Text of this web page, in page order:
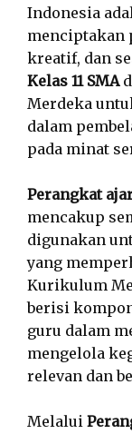
Indonesia
menciptakan
kreatif, dan
Kelas 11 SMA
Merdeka
dalam
pada minat
Perangkat
mencakup
digunakan
yang
Kurikulum
berisi
guru dalam
mengelola
relevan dan
Melalui